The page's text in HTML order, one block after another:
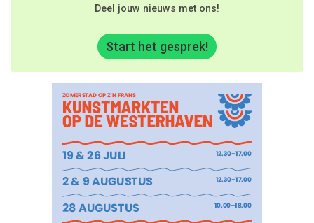
Deel jouw nieuws met ons!
Start het gesprek!